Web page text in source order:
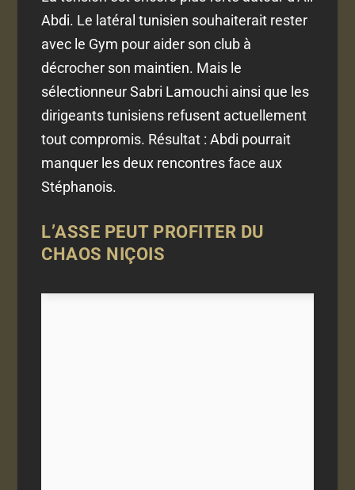
Abdi. Le latéral tunisien souhaiterait rester
avec le Gym pour aider son club à
décrocher son maintien. Mais le
sélectionneur Sabri Lamouchi ainsi que les
dirigeants tunisiens refusent actuellement
tout compromis. Résultat : Abdi pourrait
manquer les deux rencontres face aux
Stéphanois.
L’ASSE PEUT PROFITER DU
CHAOS NIÇOIS